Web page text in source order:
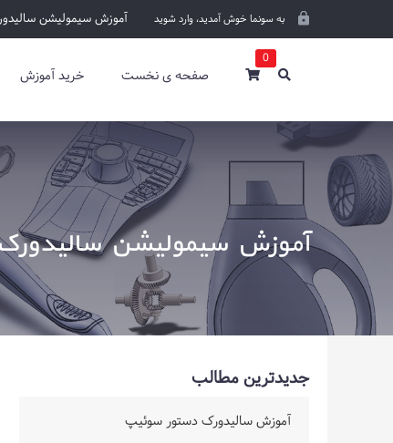
به سونما خوش آمدید،وارد شوید آموزش سیمولیشن
0
صفحه ی نخست خرید آموزش
آموزش سیمولیشن سالیدورک
جدیدترین مطالب
آموزش سالیدورک دستور سوئیپ